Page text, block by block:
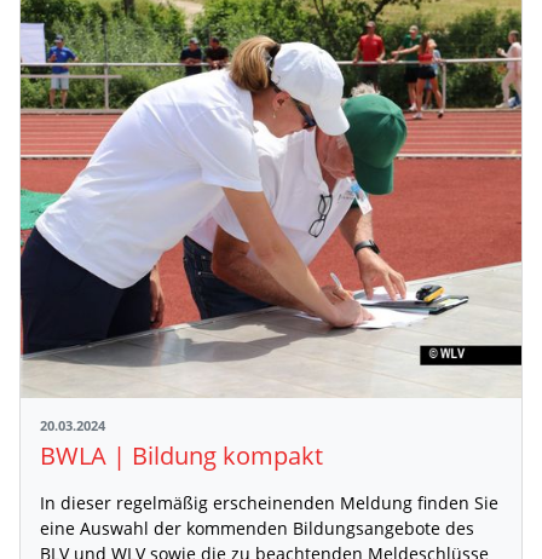
20.03.2024
BWLA | Bildung kompakt
In dieser regelmäßig erscheinenden Meldung finden Sie
eine Auswahl der kommenden Bildungsangebote des
BLV und WLV sowie die zu beachtenden Meldeschlüsse